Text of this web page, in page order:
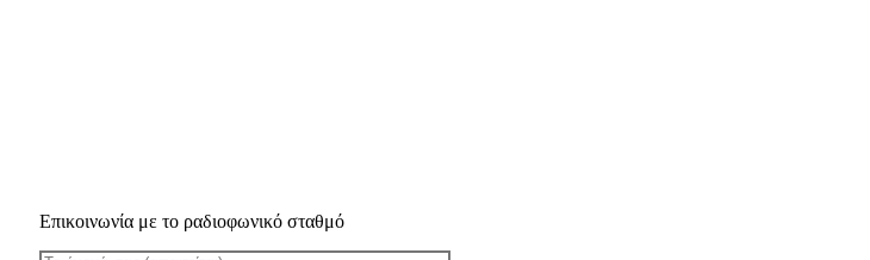
Επικοινωνία με το ραδιοφωνικό σταθμό